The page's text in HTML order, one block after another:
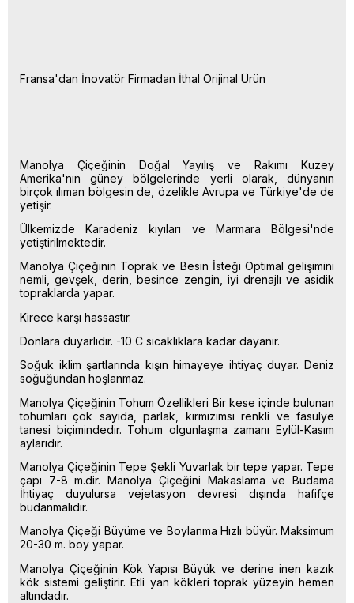
Fransa'dan İnovatör Firmadan İthal Orijinal Ürün
Manolya Çiçeğinin Doğal Yayılış ve Rakımı Kuzey
Amerika'nın güney bölgelerinde yerli olarak, dünyanın
birçok ılıman bölgesin de, özelikle Avrupa ve Türkiye'de de
yetişir.
Ülkemizde Karadeniz kıyıları ve Marmara Bölgesi'nde
yetiştirilmektedir.
Manolya Çiçeğinin Toprak ve Besin İsteği Optimal gelişimini
nemli, gevşek, derin, besince zengin, iyi drenajlı ve asidik
topraklarda yapar.
Kirece karşı hassastır.
Donlara duyarlıdır. -10 C sıcaklıklara kadar dayanır.
Soğuk iklim şartlarında kışın himayeye ihtiyaç duyar. Deniz
soğuğundan hoşlanmaz.
Manolya Çiçeğinin Tohum Özellikleri Bir kese içinde bulunan
tohumları çok sayıda, parlak, kırmızımsı renkli ve fasulye
tanesi biçimindedir. Tohum olgunlaşma zamanı Eylül-Kasım
aylarıdır.
Manolya Çiçeğinin Tepe Şekli Yuvarlak bir tepe yapar. Tepe
çapı 7-8 m.dir. Manolya Çiçeğini Makaslama ve Budama
İhtiyaç duyulursa vejetasyon devresi dışında hafifçe
budanmalıdır.
Manolya Çiçeği Büyüme ve Boylanma Hızlı büyür. Maksimum
20-30 m. boy yapar.
Manolya Çiçeğinin Kök Yapısı Büyük ve derine inen kazık
kök sistemi geliştirir. Etli yan kökleri toprak yüzeyin hemen
altındadır.